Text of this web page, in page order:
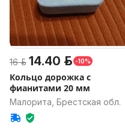
16 р. 14.40 р. -10%
Кольцо дорожка с
фианитами 20 мм
Малорита, Брестская обл.